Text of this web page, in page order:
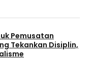
Pemusatan
Tekankan Disiplin,